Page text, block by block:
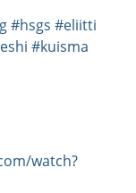
#hsgs #eliitti
#kuisma
watch?